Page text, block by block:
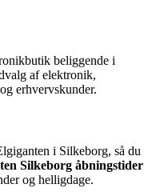
beliggende i
af elektronik,
erhvervskunder.
i Silkeborg, så du
Silkeborg åbningstider
og helligdage.